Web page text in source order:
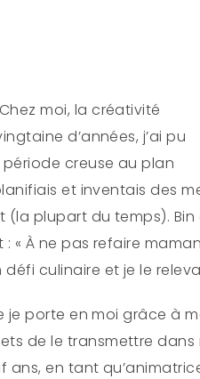
moi, la créativité
d’années, j’ai pu
creuse au plan
et inventais des
plupart du temps). Bin
« À ne pas refaire
culinaire et je le
je porte en moi grâce à
de le transmettre dans
ans, en tant